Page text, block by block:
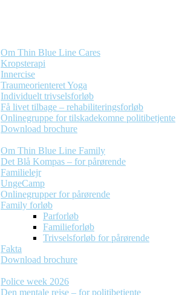
Om Thin Blue Line Cares
Kropsterapi
Innercise
Traumeorienteret Yoga
Individuelt trivselsforløb
Få livet tilbage – rehabiliteringsforløb
Onlinegruppe for tilskadekomne politibetjente
Download brochure
Om Thin Blue Line Family
Det Blå Kompas – for pårørende
Familielejr
UngeCamp
Onlinegrupper for pårørende
Family forløb
Parforløb
Familieforløb
Trivselsforløb for pårørende
Fakta
Download brochure
Police week 2026
Den mentale rejse – for politibetjente